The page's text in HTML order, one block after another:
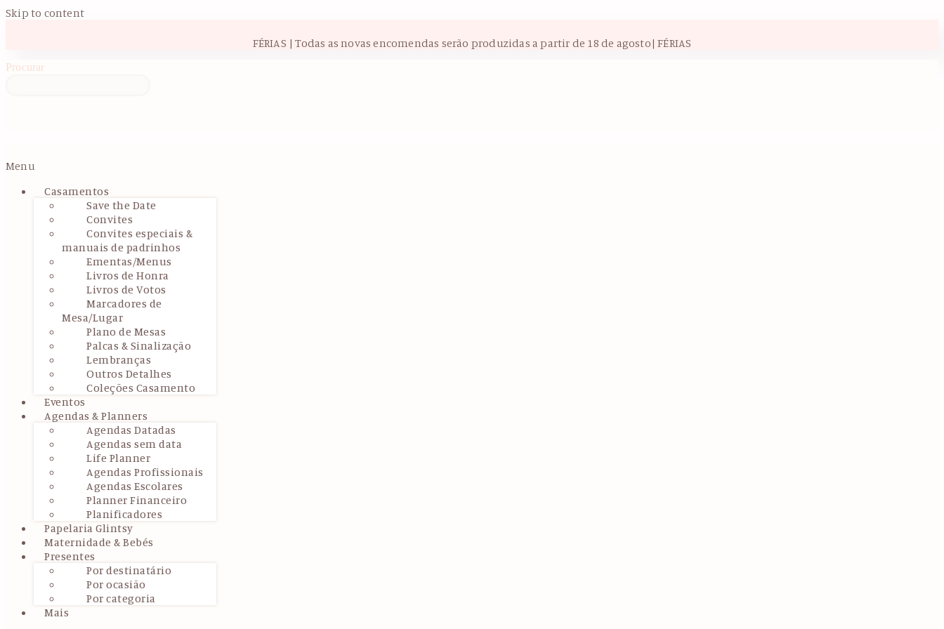
Skip to content
FÉRIAS | Todas as novas encomendas serão produzidas a partir de 18 de agosto| FÉRIAS
Procurar
Menu
Casamentos
Save the Date
Convites
Convites especiais &
manuais de padrinhos
Ementas/Menus
Livros de Honra
Livros de Votos
Marcadores de
Mesa/Lugar
Plano de Mesas
Palcas & Sinalização
Lembranças
Outros Detalhes
Coleções Casamento
Eventos
Agendas & Planners
Agendas Datadas
Agendas sem data
Life Planner
Agendas Profissionais
Agendas Escolares
Planner Financeiro
Planificadores
Papelaria Glintsy
Maternidade & Bebés
Presentes
Por destinatário
Por ocasião
Por categoria
Mais